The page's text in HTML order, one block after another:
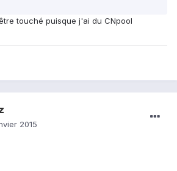
touché puisque j'ai du CNpool
2015